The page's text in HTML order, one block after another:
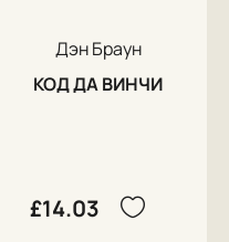
Дэн Браун
КОД ДА ВИНЧИ
£14.03